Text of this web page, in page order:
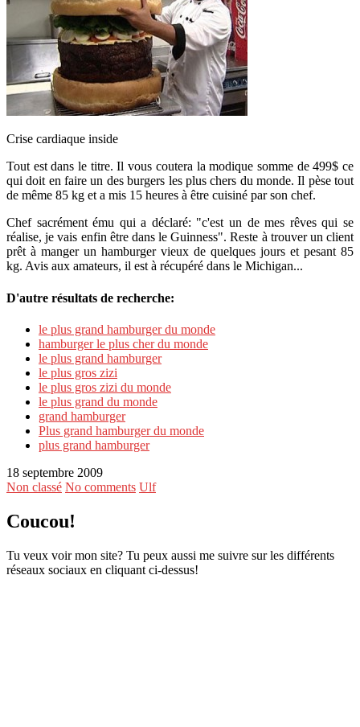
Crise cardiaque inside
Tout est dans le titre. Il vous coutera la modique somme de 499$ ce
qui doit en faire un des burgers les plus chers du monde. Il pèse tout
de même 85 kg et a mis 15 heures à être cuisiné par son chef.
Chef sacrément ému qui a déclaré: "c'est un de mes rêves qui se
réalise, je vais enfin être dans le Guinness". Reste à trouver un client
prêt à manger un hamburger vieux de quelques jours et pesant 85
kg. Avis aux amateurs, il est à récupéré dans le Michigan...
D'autre résultats de recherche:
le plus grand hamburger du monde
hamburger le plus cher du monde
le plus grand hamburger
le plus gros zizi
le plus gros zizi du monde
le plus grand du monde
grand hamburger
Plus grand hamburger du monde
plus grand hamburger
18 septembre 2009
Non classé No comments Ulf
Coucou!
Tu veux voir mon site? Tu peux aussi me suivre sur les différents
réseaux sociaux en cliquant ci-dessus!